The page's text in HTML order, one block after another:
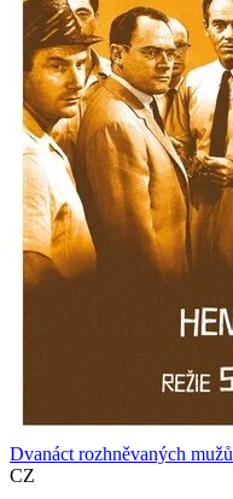
Dvanáct rozhněvaných mužů
CZ